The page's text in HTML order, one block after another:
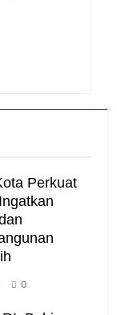
Perkuat
0